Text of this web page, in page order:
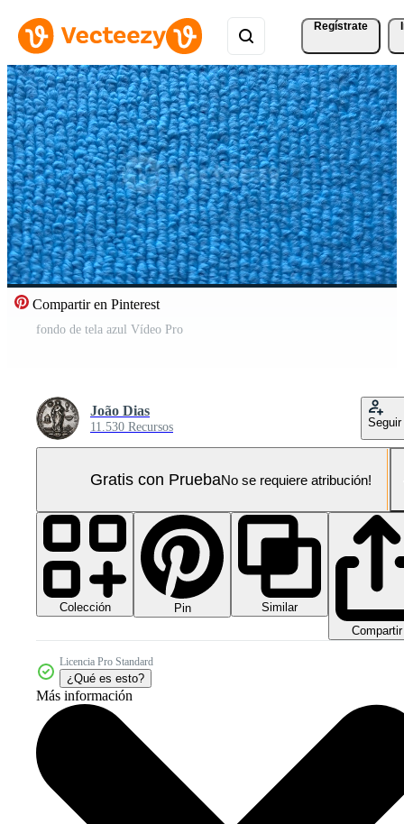
Regístrate
Compartir en Pinterest
fondo de tela azul Vídeo Pro
João Dias
11.530 Recursos Seguir
Gratis con PruebaNo se requiere atribución!
Colección Pin
Similar
Compartir
Licencia Pro Standard
¿Qué es esto?
Más información